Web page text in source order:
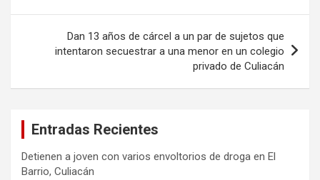
entradas
Dan 13 años de cárcel a un par de sujetos que
intentaron secuestrar a una menor en un colegio
privado de Culiacán
Entradas Recientes
Detienen a joven con varios envoltorios de droga en El
Barrio, Culiacán